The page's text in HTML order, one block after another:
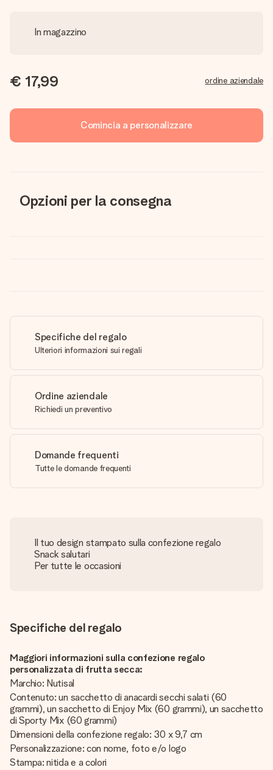
In magazzino
€ 17,99 ordine aziendale
Comincia a personalizzare
Opzioni per la consegna
Specifiche del regalo
Ulteriori informazioni sui regali
Ordine aziendale
Richiedi un preventivo
Domande frequenti
Tutte le domande frequenti
Il tuo design stampato sulla confezione regalo
Snack salutari
Per tutte le occasioni
Specifiche del regalo
Maggiori informazioni sulla confezione regalo
personalizzata di frutta secca:
Marchio: Nutisal
Contenuto: un sacchetto di anacardi secchi salati (60
grammi), un sacchetto di Enjoy Mix (60 grammi), un sacchetto
di Sporty Mix (60 grammi)
Dimensioni della confezione regalo: 30 x 9,7 cm
Personalizzazione: con nome, foto e/o logo
Stampa: nitida e a colori